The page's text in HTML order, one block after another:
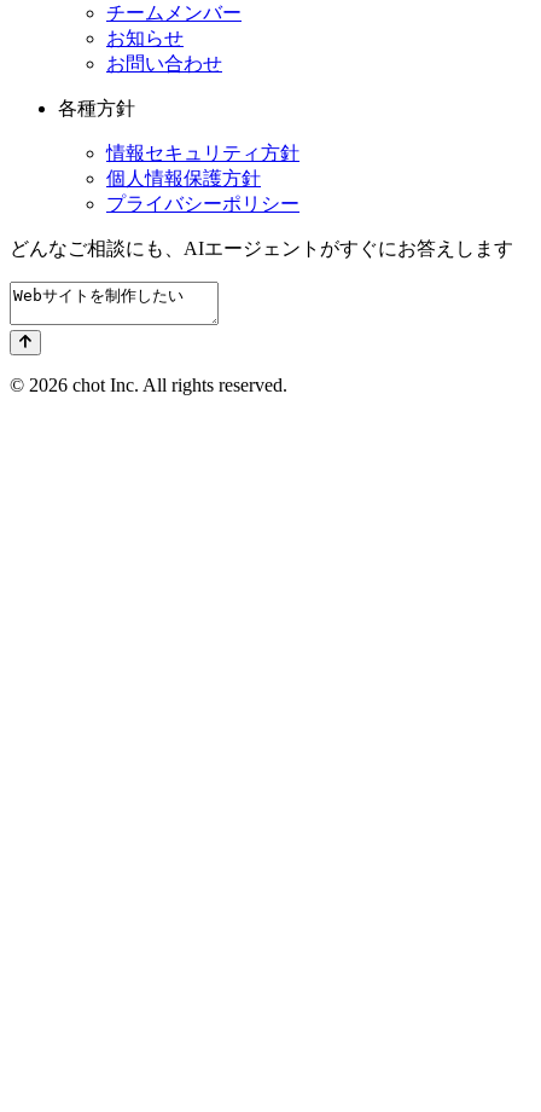
チームメンバー
お知らせ
お問い合わせ
各種方針
情報セキュリティ方針
個人情報保護方針
プライバシーポリシー
どんなご相談にも、 AIエージェントがすぐにお答えします
© 2026 chot Inc. All rights reserved.